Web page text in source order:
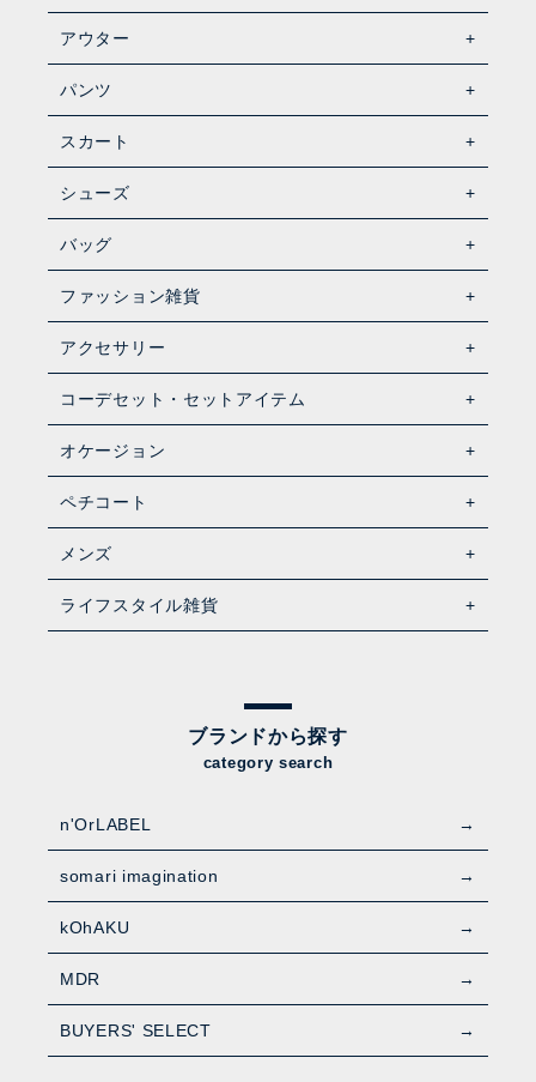
アウター
パンツ
スカート
シューズ
バッグ
ファッション雑貨
アクセサリー
コーデセット・セットアイテム
オケージョン
ペチコート
メンズ
ライフスタイル雑貨
ブランドから探す
category search
n'OrLABEL
somari imagination
kOhAKU
MDR
BUYERS' SELECT